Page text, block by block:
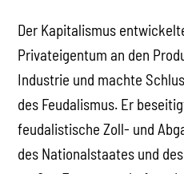
Der Kapitalismus
Privateigentum an den
Industrie und machte
des Feudalismus. Er
feudalistische Zoll- und
des Nationalstaates und